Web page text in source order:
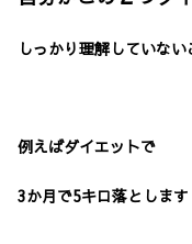
しっかり理解していない
例えばダイエットで
3か月で5キロ落とします